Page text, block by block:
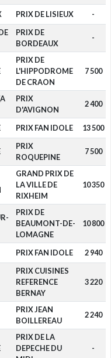
PRIX DE LISIEUX -
PRIX DE
BORDEAUX
-
PRIX DE
L'HIPPODROME
DE CRAON
7 500
PRIX
D'AVIGNON
2 400
PRIX FAN IDOLE 13 500
PRIX
ROQUEPINE
7 500
GRAND PRIX DE
LA VILLE DE
RIXHEIM
10 350
PRIX DE
BEAUMONT-DE-
LOMAGNE
10 800
PRIX FAN IDOLE 2 940
PRIX CUISINES
REFERENCE
BERNAY
3 220
PRIX JEAN
BOILLEREAU
2 240
PRIX DE LA
DEPECHE DU
-